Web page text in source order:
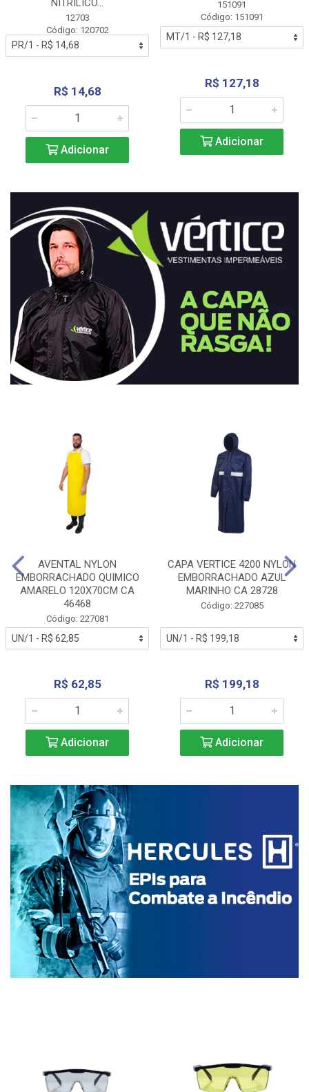
NITRÍLICO...
12703
Código: 120702
R$ 14,68
Adicionar
151091
Código: 151091
R$ 127,18
Adicionar
AVENTAL NYLON
EMBORRACHADO QUIMICO
AMARELO 120X70CM CA
46468
Código: 227081
R$ 62,85
Adicionar
CAPA VERTICE 4200 NYLON
EMBORRACHADO AZUL
MARINHO CA 28728
Código: 227085
R$ 199,18
Adicionar